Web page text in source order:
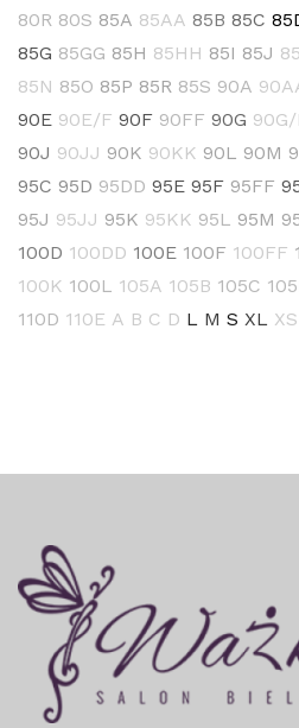
80R 80S 85A 85AA 85B 85C
85G 85GG 85H 85HH 85I 85J
85N 85O 85P 85R 85S 90A
90E 90E/F 90F 90FF 90G 90G/
90J 90JJ 90K 90KK 90L 90M
95C 95D 95DD 95E 95F 95FF
95J 95JJ 95K 95KK 95L 95M
100D 100DD 100E 100F 100FF
100K 100L 105A 105B 105C
110D 110E A B C D L M S XL XS